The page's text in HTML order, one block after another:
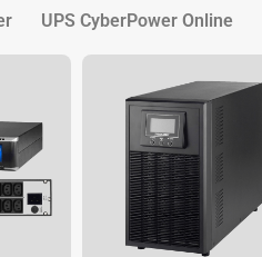
UPS CyberPower Online